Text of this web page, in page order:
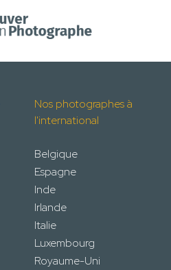
Nos photographes à
l'international
Belgique
Espagne
Inde
Irlande
Italie
Luxembourg
Royaume-Uni